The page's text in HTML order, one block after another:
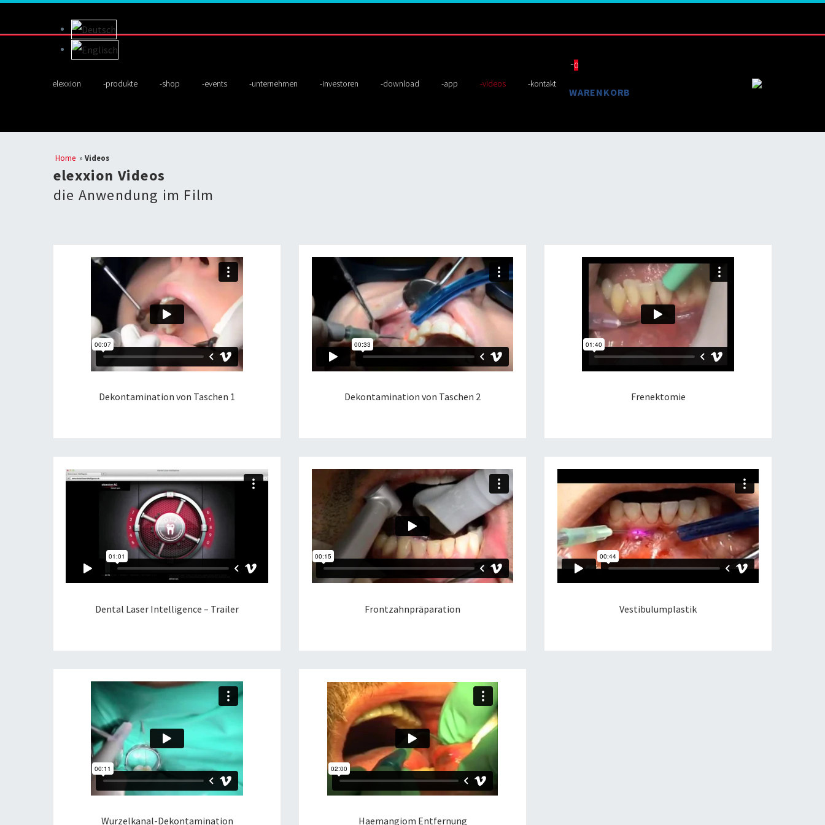
elexxion produkte shop events unternehmen investoren download app videos kontakt
0
WARENKORB
Home » Videos
elexxion Videos
die Anwendung im Film
Dekontamination von Taschen 1 Dekontamination von Taschen 2 Frenektomie
Dental Laser Intelligence – Trailer Frontzahnpräparation Vestibulumplastik
Wurzelkanal-Dekontamination Haemangiom Entfernung